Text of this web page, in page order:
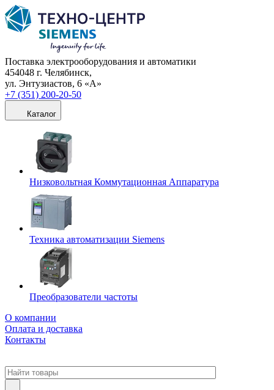
Поставка электрооборудования и автоматики
454048 г. Челябинск,
ул. Энтузиастов, 6 «А»
+7 (351) 200-20-50
Каталог
Низковольтная Коммутационная Аппаратура
Техника автоматизации Siemens
Преобразователи частоты
О компании
Оплата и доставка
Контакты